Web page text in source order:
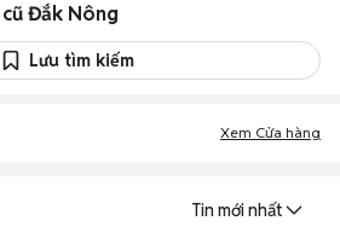
Đắk Nông
Lưu tìm kiếm
Xem Cửa hàng
Tin mới nhất